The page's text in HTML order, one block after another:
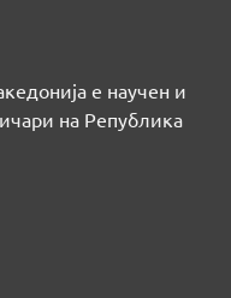
е научен и
на Република